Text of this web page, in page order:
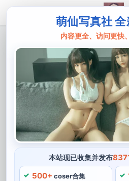
萌仙写真社 全
内容更全、访问更快
本站现已收集并发布
500+ coser合集
白神泱
合集精选，白神泱
白神泱是一位知名的cos博主，
非常热爱cosplay，体重47kg，
cosplay照片。她能将每一个角
致，在这个领域中不断追求卓越
娜。